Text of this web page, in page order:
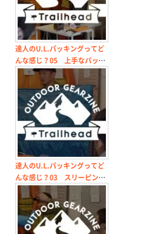
達人のU.L.パッキングってど
んな感じ？05 上手なパッキ
ングのコツと賢いバックパッ
クの選び方
達人のU.L.パッキングってど
んな感じ？03 スリーピング
バッグ＆スリーピングパッド
活用術